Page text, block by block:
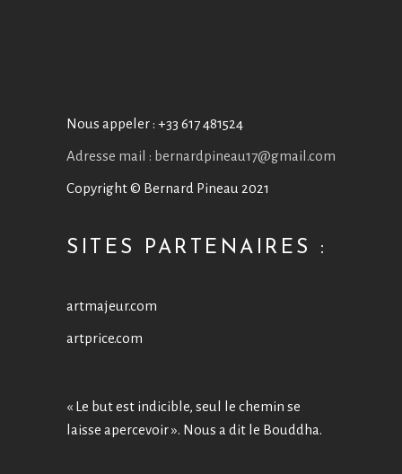
Nous appeler : +33 617 481524
Adresse mail : bernardpineau17@gmail.com
Copyright © Bernard Pineau 2021
SITES PARTENAIRES :
artmajeur.com
artprice.com
« Le but est indicible, seul le chemin se
laisse apercevoir ». Nous a dit le Bouddha.